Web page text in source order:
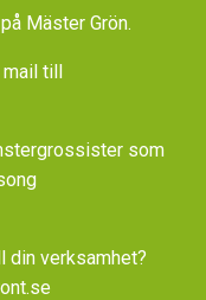
Mäster Grön.
mail till
som
din verksamhet?